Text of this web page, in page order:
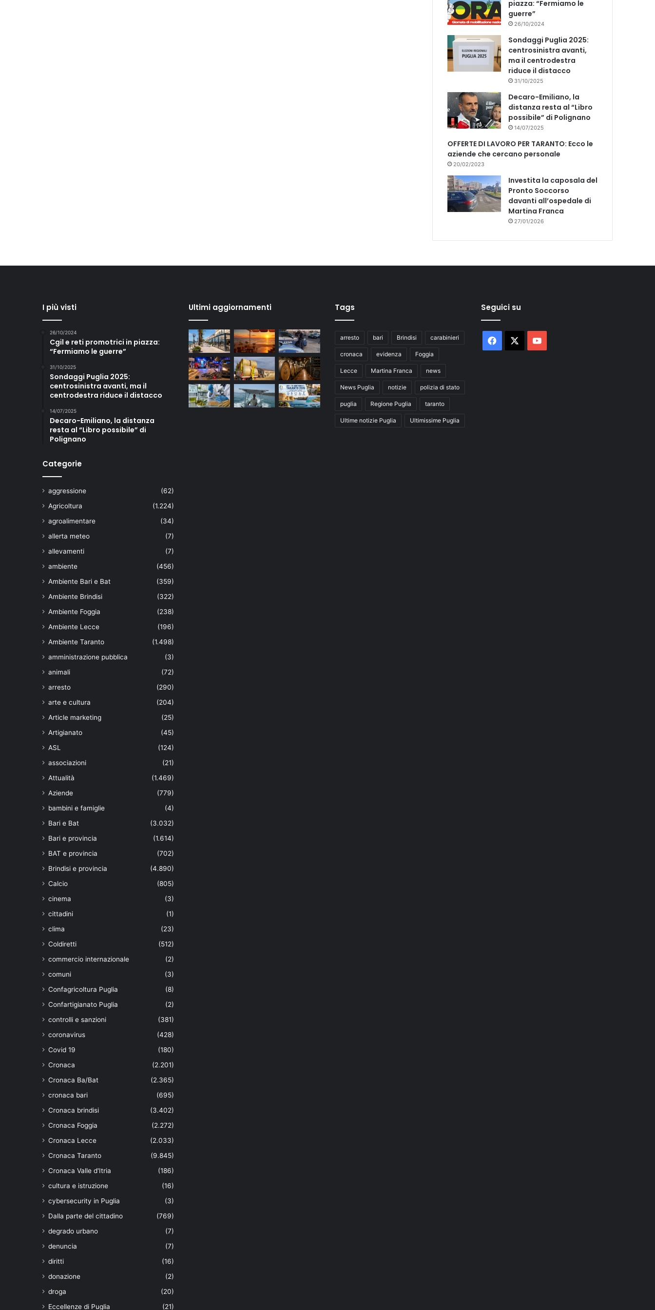
piazza: “Fermiamo le
guerre”
26/10/2024
Sondaggi Puglia 2025:
centrosinistra avanti,
ma il centrodestra
riduce il distacco
31/10/2025
Decaro-Emiliano, la
distanza resta al “Libro
possibile” di Polignano
14/07/2025
OFFERTE DI LAVORO PER TARANTO: Ecco le
aziende che cercano personale
20/02/2023
Investita la caposala del
Pronto Soccorso
davanti all’ospedale di
Martina Franca
27/01/2026
I più visti
26/10/2024
Cgil e reti promotrici in piazza:
“Fermiamo le guerre”
31/10/2025
Sondaggi Puglia 2025:
centrosinistra avanti, ma il
centrodestra riduce il distacco
14/07/2025
Decaro-Emiliano, la distanza
resta al “Libro possibile” di
Polignano
Categorie
aggressione
(62)
Agricoltura
(1.224)
agroalimentare
(34)
allerta meteo
(7)
allevamenti
(7)
ambiente
(456)
Ambiente Bari e Bat
(359)
Ambiente Brindisi
(322)
Ambiente Foggia
(238)
Ambiente Lecce
(196)
Ambiente Taranto
(1.498)
amministrazione pubblica
(3)
animali
(72)
arresto
(290)
arte e cultura
(204)
Article marketing
(25)
Artigianato
(45)
ASL
(124)
associazioni
(21)
Attualità
(1.469)
Aziende
(779)
bambini e famiglie
(4)
Bari e Bat
(3.032)
Bari e provincia
(1.614)
BAT e provincia
(702)
Brindisi e provincia
(4.890)
Calcio
(805)
cinema
(3)
cittadini
(1)
clima
(23)
Coldiretti
(512)
commercio internazionale
(2)
comuni
(3)
Confagricoltura Puglia
(8)
Confartigianato Puglia
(2)
controlli e sanzioni
(381)
coronavirus
(428)
Covid 19
(180)
Cronaca
(2.201)
Cronaca Ba/Bat
(2.365)
cronaca bari
(695)
Cronaca brindisi
(3.402)
Cronaca Foggia
(2.272)
Cronaca Lecce
(2.033)
Cronaca Taranto
(9.845)
Cronaca Valle d'Itria
(186)
cultura e istruzione
(16)
cybersecurity in Puglia
(3)
Dalla parte del cittadino
(769)
degrado urbano
(7)
denuncia
(7)
diritti
(16)
donazione
(2)
droga
(20)
Eccellenze di Puglia
(21)
Ultimi aggiornamenti Tags
arresto bari Brindisi carabinieri
cronaca evidenza Foggia
Lecce Martina Franca news
News Puglia notizie polizia di stato
puglia Regione Puglia taranto
Ultime notizie Puglia Ultimissime Puglia
Seguici su
Facebook